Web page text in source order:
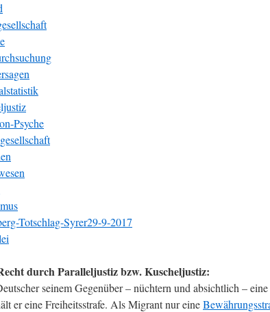
Psyche
Totschlag-Syrer29-9-2017
durch Paralleljustiz bzw. Kuscheljustiz:
seinem Gegenüber – nüchtern und absichtlich –
er eine Freiheitsstrafe. Als Migrant nur eine